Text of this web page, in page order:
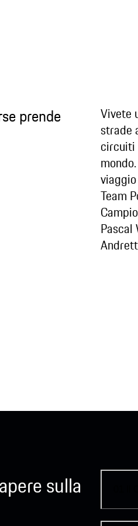
prende
Vivete
strade
circuiti
Team
Pascal
sulla